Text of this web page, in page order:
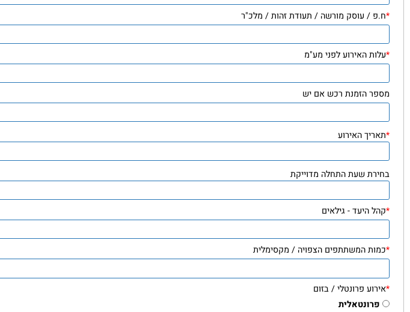
הארגון
/ עוסק מורשה / תעודת זהות / מלכ"ר
האירוע לפני מע"מ
הזמנת רכש אם יש
האירוע
שעת התחלה מדוייקת
היעד - גילאים
המשתתפים הצפויה / מקסימלית